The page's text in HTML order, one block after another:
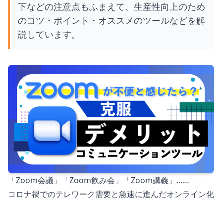
下などの注意点もふまえて、生産性向上のため
のコツ・ポイント・オススメのツールなどを解
説しています。
「Zoom会議」「Zoom飲み会」「Zoom講義」……
コロナ禍でのテレワーク需要と急速に進んだオンライン化